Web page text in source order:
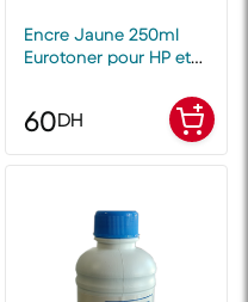
Encre Jaune 250ml
Eurotoner pour HP et
60DH